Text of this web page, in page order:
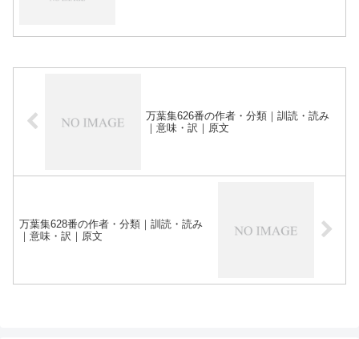
万葉集626番の作者・分類｜訓読・読み
｜意味・訳｜原文
万葉集628番の作者・分類｜訓読・読み
｜意味・訳｜原文